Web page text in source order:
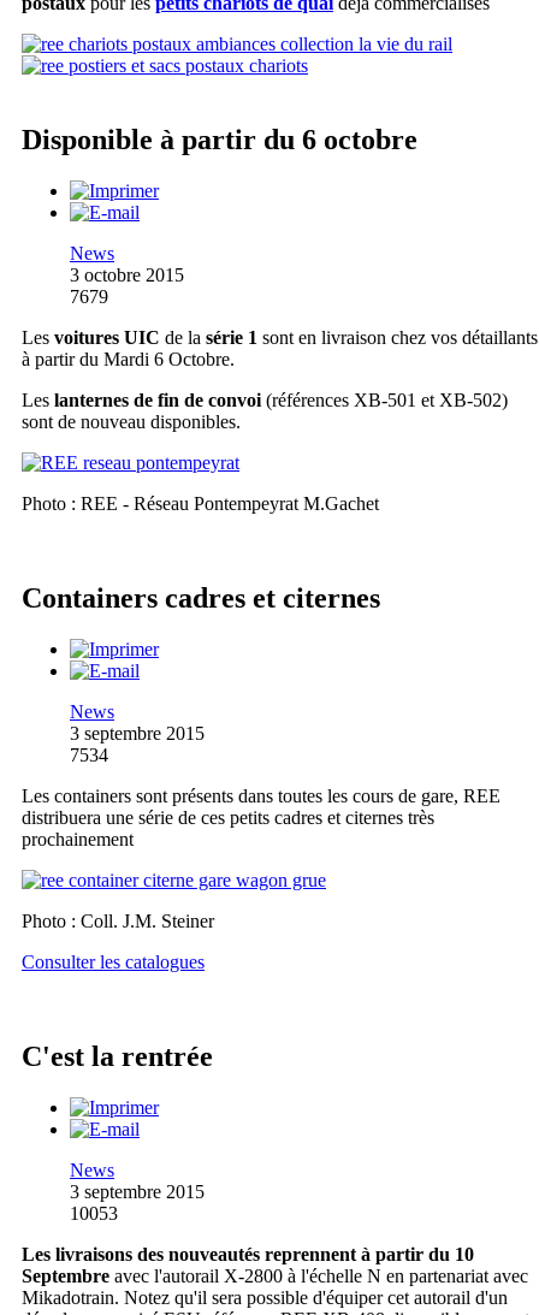
Disponible à partir du 6 octobre
News
3 octobre 2015
7679
Les voitures UIC de la série 1 sont en livraison chez vos détaillants
à partir du Mardi 6 Octobre.
Les lanternes de fin de convoi (références XB-501 et XB-502)
sont de nouveau disponibles.
Photo : REE - Réseau Pontempeyrat M.Gachet
Containers cadres et citernes
News
3 septembre 2015
7534
Les containers sont présents dans toutes les cours de gare, REE
distribuera une série de ces petits cadres et citernes très
prochainement
Photo : Coll. J.M. Steiner
Consulter les catalogues
C'est la rentrée
News
3 septembre 2015
10053
Les livraisons des nouveautés reprennent à partir du 10
Septembre avec l'autorail X-2800 à l'échelle N en partenariat avec
Mikadotrain. Notez qu'il sera possible d'équiper cet autorail d'un